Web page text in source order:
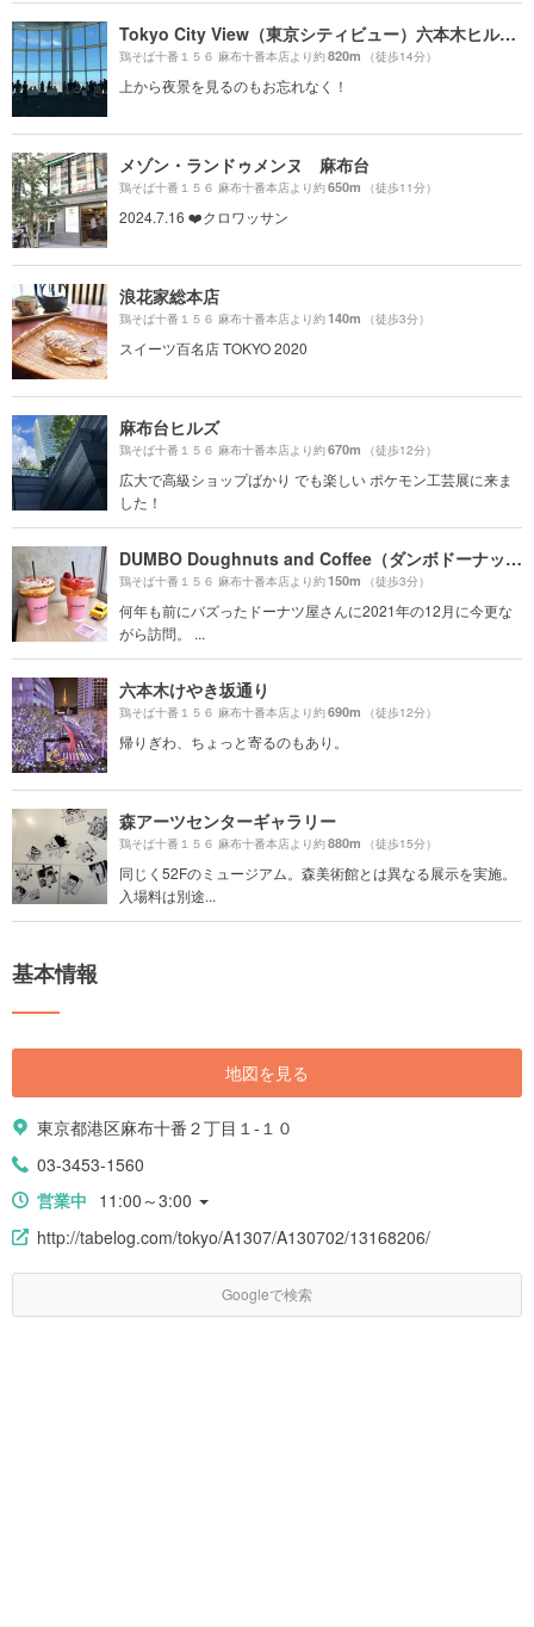
Tokyo City View（東京シティビュー）六本木ヒルズ展望台
鶏そば十番１５６ 麻布十番本店より約820m （徒歩14分）
上から夜景を見るのもお忘れなく！
メゾン・ランドゥメンヌ 麻布台
鶏そば十番１５６ 麻布十番本店より約650m （徒歩11分）
2024.7.16 ❤️クロワッサン
浪花家総本店
鶏そば十番１５６ 麻布十番本店より約140m （徒歩3分）
スイーツ百名店 TOKYO 2020
麻布台ヒルズ
鶏そば十番１５６ 麻布十番本店より約670m （徒歩12分）
広大で高級ショップばかり でも楽しい ポケモン工芸展に来ま
した！
DUMBO Doughnuts and Coffee（ダンボドーナッツ＆コーヒー）
鶏そば十番１５６ 麻布十番本店より約150m （徒歩3分）
何年も前にバズったドーナツ屋さんに2021年の12月に今更な
がら訪問。 ...
六本木けやき坂通り
鶏そば十番１５６ 麻布十番本店より約690m （徒歩12分）
帰りぎわ、ちょっと寄るのもあり。
森アーツセンターギャラリー
鶏そば十番１５６ 麻布十番本店より約880m （徒歩15分）
同じく52Fのミュージアム。森美術館とは異なる展示を実施。
入場料は別途...
基本情報
地図を見る
東京都港区麻布十番２丁目１-１０
03-3453-1560
営業中 11:00～3:00
http://tabelog.com/tokyo/A1307/A130702/13168206/
Googleで検索